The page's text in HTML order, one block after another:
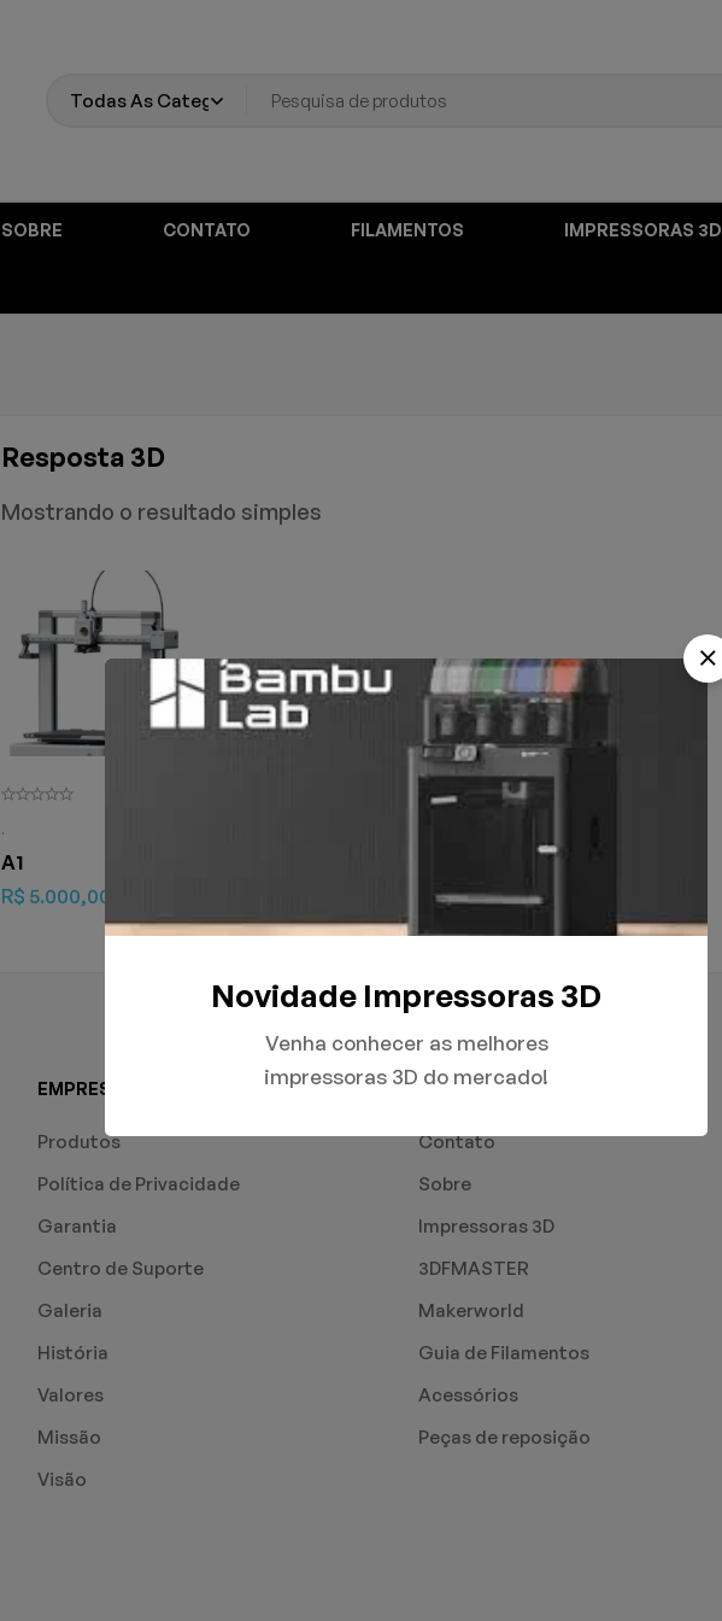
SOBRE CONTATO FILAMENTOS IMPRESSORAS 3D
Resposta 3D
Mostrando o resultado simples
.
A1
R$ 5.000,00
EMPRESA
Produtos
Política de Privacidade
Garantia
Centro de Suporte
Galeria
História
Valores
Missão
Visão
PÁGINAS
Contato
Sobre
Impressoras 3D
3DFMASTER
Makerworld
Guia de Filamentos
Acessórios
Peças de reposição
Novidade Impressoras 3D
Venha conhecer as melhores
impressoras 3D do mercado!